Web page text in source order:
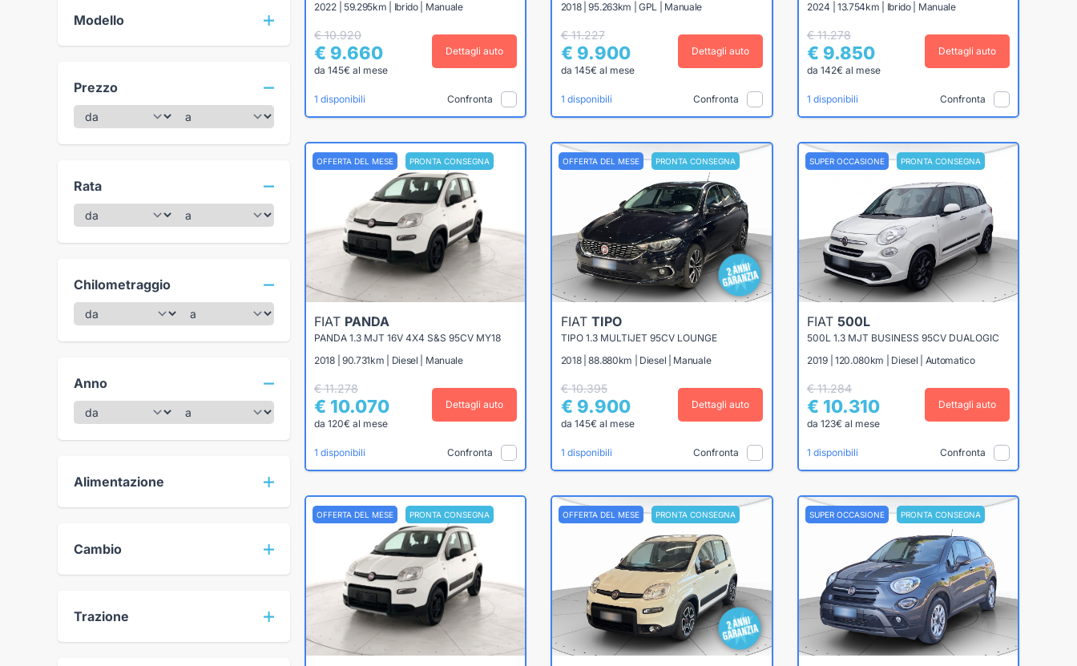
Modello
Prezzo
Rata
Chilometraggio
Anno
Alimentazione
Cambio
Trazione
2022 | 59.295km | Ibrido | Manuale
€ 10.920
€ 9.660
da 145€ al mese
Dettagli auto
1 disponibili Confronta
2018 | 95.263km | GPL | Manuale
€ 11.227
€ 9.900
da 145€ al mese
Dettagli auto
1 disponibili Confronta
2024 | 13.754km | Ibrido | Manuale
€ 11.278
€ 9.850
da 142€ al mese
Dettagli auto
1 disponibili Confronta
OFFERTA DEL MESE PRONTA CONSEGNA
FIAT PANDA
PANDA 1.3 MJT 16V 4X4 S&S 95CV MY18
2018 | 90.731km | Diesel | Manuale
€ 11.278
€ 10.070
da 120€ al mese
Dettagli auto
1 disponibili Confronta
OFFERTA DEL MESE PRONTA CONSEGNA
FIAT TIPO
TIPO 1.3 MULTIJET 95CV LOUNGE
2018 | 88.880km | Diesel | Manuale
€ 10.395
€ 9.900
da 145€ al mese
Dettagli auto
1 disponibili Confronta
SUPER OCCASIONE PRONTA CONSEGNA
FIAT 500L
500L 1.3 MJT BUSINESS 95CV DUALOGIC
2019 | 120.080km | Diesel | Automatico
€ 11.284
€ 10.310
da 123€ al mese
Dettagli auto
1 disponibili Confronta
OFFERTA DEL MESE PRONTA CONSEGNA OFFERTA DEL MESE PRONTA CONSEGNA SUPER OCCASIONE PRONTA CONSEGNA